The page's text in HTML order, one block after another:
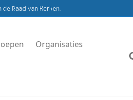
Raad van Kerken.
Organisaties